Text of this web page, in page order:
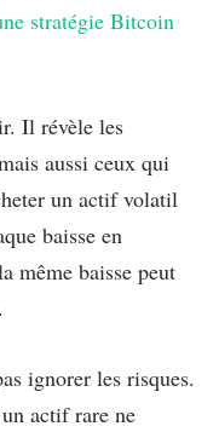
stratégie Bitcoin
Il révèle les
aussi ceux qui
un actif volatil
baisse en
même baisse peut
ignorer les risques.
actif rare ne